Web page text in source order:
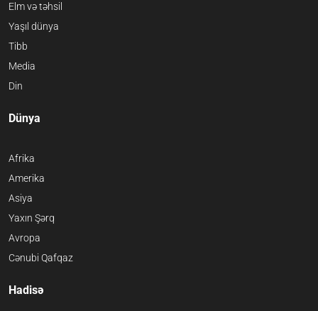
Elm və təhsil
Yaşıl dünya
Tibb
Media
Din
Dünya
Afrika
Amerika
Asiya
Yaxın Şərq
Avropa
Cənubi Qafqaz
Hadisə